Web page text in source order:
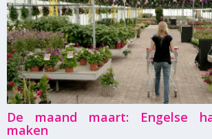
De maand maart: Engelse
maken